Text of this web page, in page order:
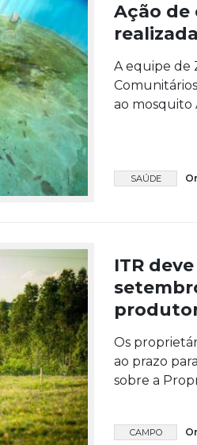
Ação de
A equipe de
ao mosquito
SAÚDE
ITR
Os
ao prazo
sobre a
CAMPO